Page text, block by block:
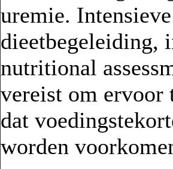
uremie. Intensieve
dieetbegeleiding,
nutritional
vereist om ervoor
dat
worden